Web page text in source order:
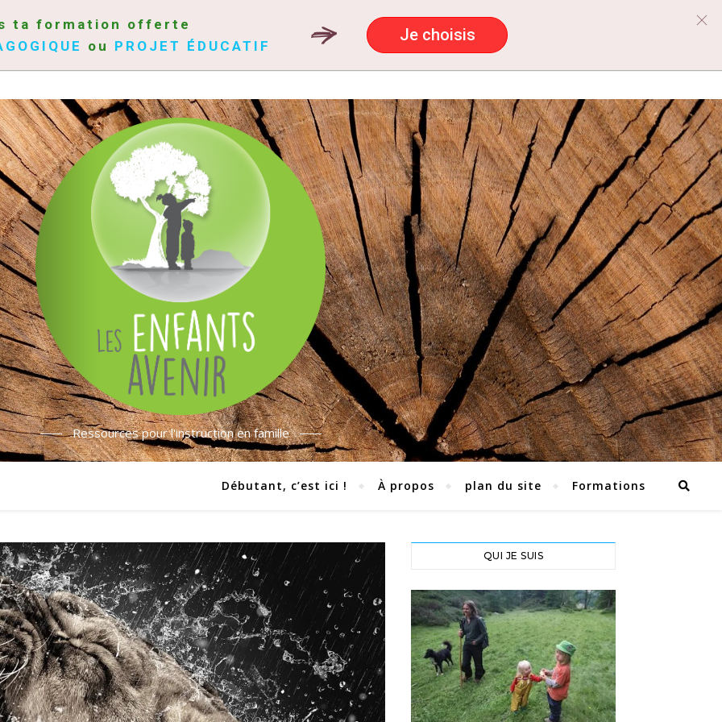
Ressources pour l'instruction en famille
Débutant, c’est ici ! À propos plan du site Formations
QUI JE SUIS
ta formation offerte
ou PROJET ÉDUCATIF
Je choisis